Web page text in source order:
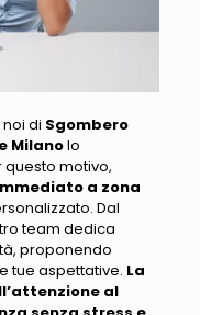
noi di Sgombero
Milanolo
questo motivo,
a zona
. Dal
team dedica
proponendo
tue aspettative. La
al